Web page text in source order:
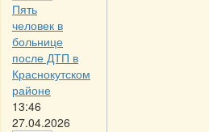
Пять
человек в
больнице
после ДТП в
Краснокутском
районе
13:46
27.04.2026